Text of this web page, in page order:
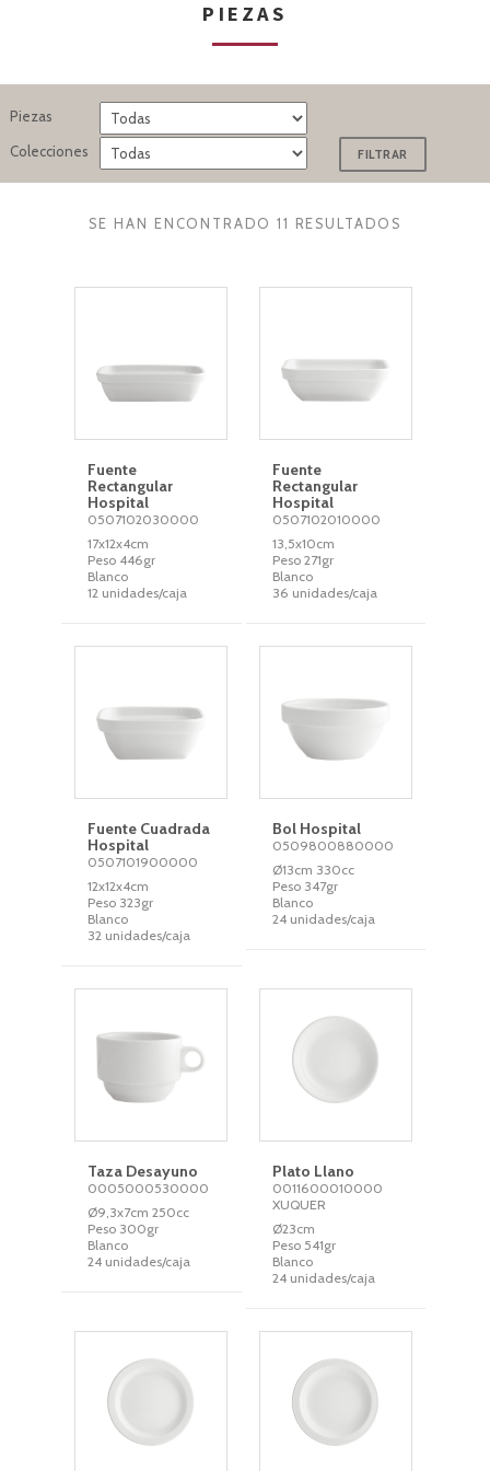
PIEZAS
Piezas
Colecciones
SE HAN ENCONTRADO 11 RESULTADOS
Fuente
Rectangular
Hospital
0507102030000
17x12x4cm
Peso 446gr
Blanco
12 unidades/caja
Fuente
Rectangular
Hospital
0507102010000
13,5x10cm
Peso 271gr
Blanco
36 unidades/caja
Fuente Cuadrada
Hospital
0507101900000
12x12x4cm
Peso 323gr
Blanco
32 unidades/caja
Bol Hospital
0509800880000
Ø13cm 330cc
Peso 347gr
Blanco
24 unidades/caja
Taza Desayuno
0005000530000
Ø9,3x7cm 250cc
Peso 300gr
Blanco
24 unidades/caja
Plato Llano
0011600010000
XUQUER
Ø23cm
Peso 541gr
Blanco
24 unidades/caja